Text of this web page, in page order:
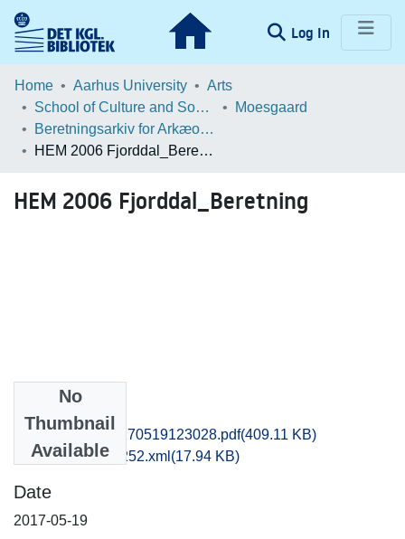
Log In (current)
Communities & Collections
Statistics
Home Aarhus University
Arts
School of Culture and Society
Moesgaard
Beretningsarkiv for Arkæologiske Undersøgelser
HEM 2006 Fjorddal_Beretning
HEM 2006 Fjorddal_Beretning
No
Thumbnail
Available
hem1anpo_20170519123028.pdf(409.11 KB)
recordxml_item_252.xml (17.94 KB)
Date
2017-05-19